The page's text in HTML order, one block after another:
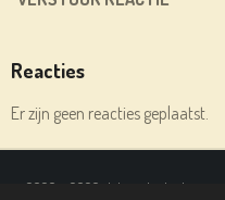
Reacties
Er zijn geen reacties geplaatst.
© 2020 - 2026 deleesplank.nl